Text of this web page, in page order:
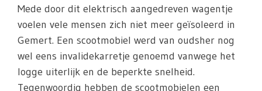
Mede door dit elektrisch aangedreven wagentje
voelen vele mensen zich niet meer geïsoleerd in
Gemert. Een scootmobiel werd van oudsher nog
wel eens invalidekarretje genoemd vanwege het
logge uiterlijk en de beperkte snelheid.
Tegenwoordig hebben de scootmobielen een